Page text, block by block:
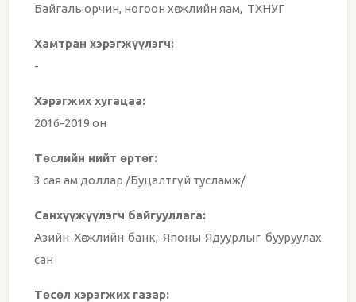
Байгаль орчин, ногоон хөгжлийн яам, ТХНУГ
Хамтран хэрэгжүүлэгч:
-
Хэрэгжих хугацаа:
2016-2019 он
Төслийн нийт өртөг:
3 сая ам.доллар /Буцалтгүй тусламж/
Санхүүжүүлэгч байгууллага:
Азийн Хөгжлийн банк, Японы Ядуурлыг бууруулах
сан
Төсөл хэрэгжих газар: